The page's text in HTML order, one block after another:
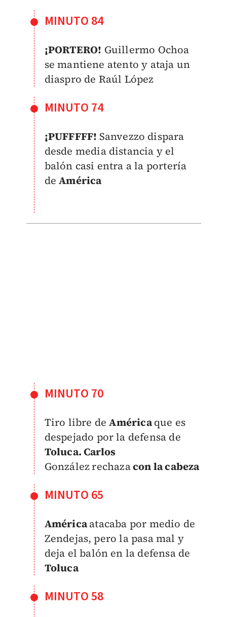
MINUTO 84
¡PORTERO! Guillermo Ochoa
se mantiene atento y ataja un
diaspro de Raúl López
MINUTO 74
¡PUFFFFF! Sanvezzo dispara
desde media distancia y el
balón casi entra a la portería
deAmérica
MINUTO 70
Tiro libre deAméricaque es
despejado por la defensa de
Toluca. Carlos
Gonzálezrechazacon la cabeza
MINUTO 65
Américaatacaba por medio de
Zendejas, pero la pasa mal y
deja el balón en la defensa de
Toluca
MINUTO 58